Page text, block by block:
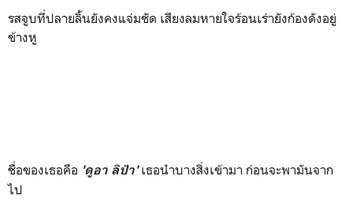
รสจูบที่ปลายลิ้นยังคงแจ่มชัด เสียงลมหายใจร้อนเร่ายังก้องดังอยู่
ข้างหู
ชื่อของเธอคือ 'ดูอา ลิป้า'เธอนำบางสิ่งเข้ามา ก่อนจะพามันจาก
ไป